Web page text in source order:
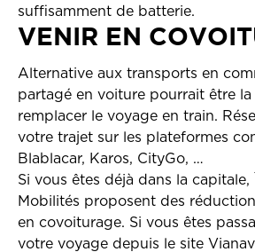
suffisamment de batterie.
VENIR EN
Alternative aux transports en
partagé en voiture pourrait être
remplacer le voyage en train.
votre trajet sur les plateformes
Blablacar, Karos, CityGo, …
Si vous êtes déjà dans la
Mobilités proposent des
en covoiturage. Si vous êtes
votre voyage depuis le site